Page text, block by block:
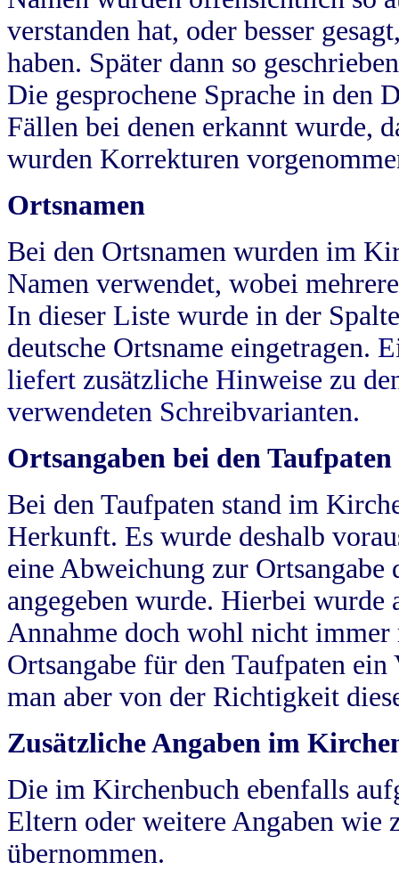
verstanden hat, oder besser
haben. Später dann so
Die gesprochene Sprache in
Fällen bei denen erkannt wurde,
wurden Korrekturen
Ortsnamen
Bei den Ortsnamen wurden im
Namen verwendet, wobei
In dieser Liste wurde in der
deutsche Ortsname eingetragen.
liefert zusätzliche Hinweise zu
verwendeten Schreibvarianten.
Ortsangaben bei den Taufpaten
Bei den Taufpaten stand im
Herkunft. Es wurde deshalb
eine Abweichung zur
angegeben wurde. Hierbei wurde
Annahme doch wohl nicht
Ortsangabe für den Taufpaten
man aber von der Richtigkeit
Zusätzliche Angaben im
Die im Kirchenbuch ebenfalls
Eltern oder weitere Angaben wie
übernommen.